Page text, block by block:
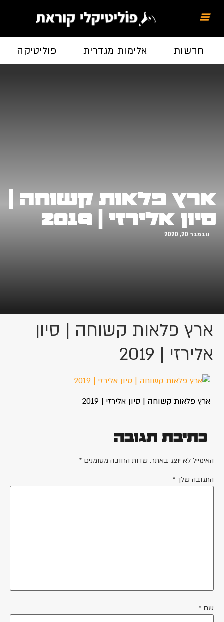
חדשות אלימות מגדרית פוליטיקה
ארץ פלאות קשוחה |
סיון אלירזי | 2019
נובמבר 20, 2020
ארץ פלאות קשוחה | סיון
אלירזי | 2019
ארץ פלאות קשוחה | סיון אלירזי | 2019
כתיבת תגובה
האימייל לא יוצג באתר. שדות החובה מסומנים *
התגובה שלך *
שם *